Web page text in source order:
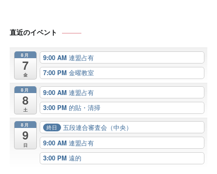
直近のイベント
8月
7
金
9:00 AM 連盟占有
7:00 PM 金曜教室
8月
8
土
9:00 AM 連盟占有
3:00 PM 的貼・清掃
8月
9
日
終日
五段連合審査会（中央）
9:00 AM 連盟占有
3:00 PM 遠的